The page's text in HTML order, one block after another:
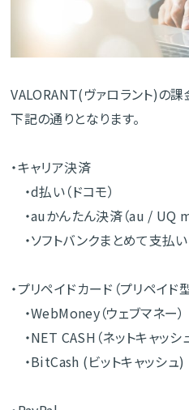
VALORANT(ヴァロラント)の
下記の通りとなります。
・キャリア決済
・d払い（ドコモ）
・auかんたん決済（au / UQ
・ソフトバンクまとめて支払い
・プリペイドカード（プリペイド
・WebMoney（ウェブマネー）
・NET CASH（ネットキャッシ
・BitCash (ビットキャッシュ)